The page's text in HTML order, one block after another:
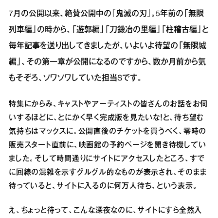
7月の公開以来、絶賛公開中の『鬼滅の刃』。5年前の「無限
列車編」の時から、「遊郭編」「刀鍛冶の里編」「柱稽古編」と
毎年記事を送り出してきましたが、いよいよ待望の「無限城
編」、その第一章が公開になるのですから、数か月前から気
もそぞろ、ソワソワしていた担当Sです。
特集にからみ、キャストやアーティストの皆さんのお話をお伺
いするほどに、とにかく早く完成版を見たいな！と、待ち望む
気持ちはマックスに。公開直後のチケットを買うべく、零時の
販売スタート直前に、映画館の予約ページを開き待機してい
ました。そして時間通りにサイトにアクセスしたところ、すで
に回線の混雑を示すグルグル的なものが表示され、そのまま
待っていると、サイトに入るのに何万人待ち、という表示。
え、ちょっと待って、こんな深夜なのに、サイトにすら全然入